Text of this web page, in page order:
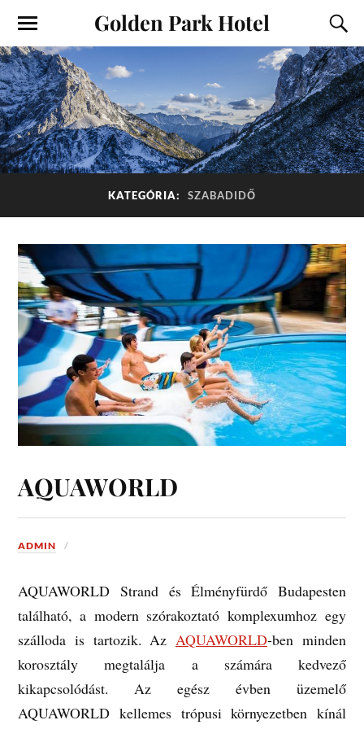
Golden Park Hotel
KATEGÓRIA: SZABADIDŐ
AQUAWORLD
ADMIN
AQUAWORLD Strand és Élményfürdő Budapesten
található, a modern szórakoztató komplexumhoz egy
szálloda is tartozik. Az AQUAWORLD-ben minden
korosztály megtalálja a számára kedvező
kikapcsolódást. Az egész évben üzemelő
AQUAWORLD kellemes trópusi környezetben kínál